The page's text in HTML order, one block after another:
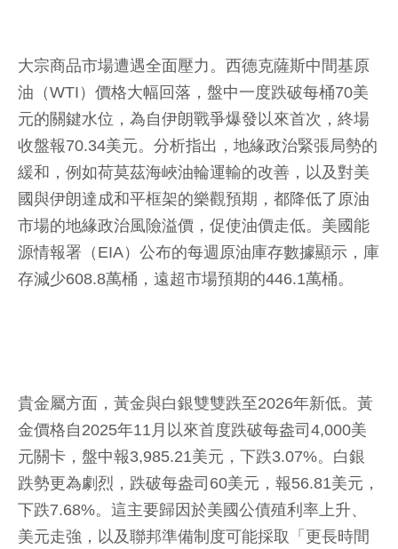
大宗商品市場遭遇全面壓力。西德克薩斯中間基原
油（WTI）價格大幅回落，盤中一度跌破每桶70美
元的關鍵水位，為自伊朗戰爭爆發以來首次，終場
收盤報70.34美元。分析指出，地緣政治緊張局勢的
緩和，例如荷莫茲海峽油輪運輸的改善，以及對美
國與伊朗達成和平框架的樂觀預期，都降低了原油
市場的地緣政治風險溢價，促使油價走低。美國能
源情報署（EIA）公布的每週原油庫存數據顯示，庫
存減少608.8萬桶，遠超市場預期的446.1萬桶。
貴金屬方面，黃金與白銀雙雙跌至2026年新低。黃
金價格自2025年11月以來首度跌破每盎司4,000美
元關卡，盤中報3,985.21美元，下跌3.07%。白銀
跌勢更為劇烈，跌破每盎司60美元，報56.81美元，
下跌7.68%。這主要歸因於美國公債殖利率上升、
美元走強，以及聯邦準備制度可能採取「更長時間